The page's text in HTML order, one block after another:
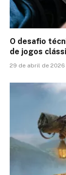
O desafio
de jogos
29 de abril de 2026